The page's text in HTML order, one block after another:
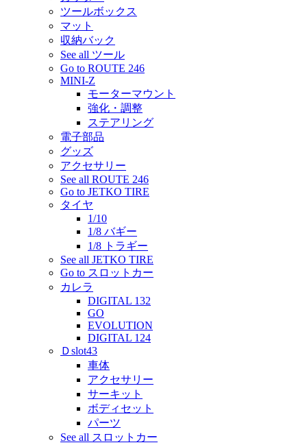
ツールボックス
マット
収納バック
See all ツール
Go to ROUTE 246
MINI-Z
モーターマウント
強化・調整
ステアリング
電子部品
グッズ
アクセサリー
See all ROUTE 246
Go to JETKO TIRE
タイヤ
1/10
1/8 バギー
1/8 トラギー
See all JETKO TIRE
Go to スロットカー
カレラ
DIGITAL 132
GO
EVOLUTION
DIGITAL 124
Ｄslot43
車体
アクセサリー
サーキット
ボディセット
パーツ
See all スロットカー